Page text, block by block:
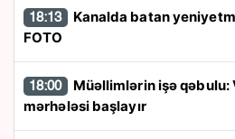
18:13
FOTO
18:00
mərhələsi başlayır